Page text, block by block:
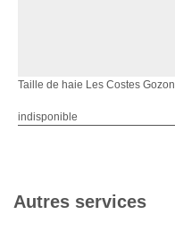
Taille de haie Les Costes Gozon
indisponible
Autres services